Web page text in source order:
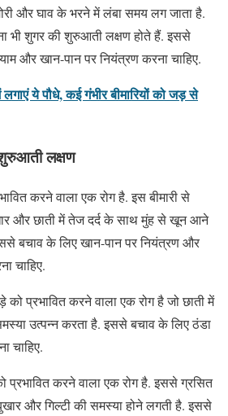
और घाव के भरने में लंबा समय लग जाता है.
भी शुगर की शुरुआती लक्षण होते हैं. इससे
और खान-पान पर नियंत्रण करना चाहिए.
ये पौधे, कई गंभीर बीमारियों को जड़ से
लक्षण
करने वाला एक रोग है. इस बीमारी से
और छाती में तेज दर्द के साथ मुंह से खून आने
बचाव के लिए खान-पान पर नियंत्रण और
चाहिए.
को प्रभावित करने वाला एक रोग है जो छाती में
उत्पन्न करता है. इससे बचाव के लिए ठंडा
चाहिए.
प्रभावित करने वाला एक रोग है. इससे ग्रसित
और गिल्टी की समस्या होने लगती है. इससे